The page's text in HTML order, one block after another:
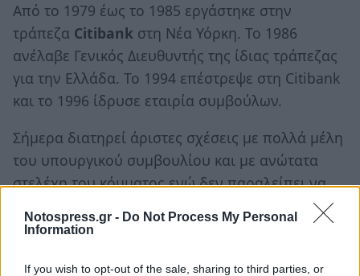
Notospress.gr - Do Not Process My Personal
Information
If you wish to opt-out of the sale, sharing to third parties, or
Από το 1979 έως το 1985 εργάστηκε στην
τράπεζα Citibank στη Νέα Υόρκη. Το 1986
ανέλαβε Γενικός Διευθυντής της ίδιας τράπεζας
για την Ελλάδα. Το 1994 επέστρεψε στη Citibank
και το 1996 ίδρυσε εταιρία συμβούλων.
Σήμερα διατηρεί άριστες σχέσεις με πολλά μέλη
του υπουργικού συμβουλίου και με ανώτατα
στελέχη του κόμματος ενώ δεν παραλείπει να
κρατά «ζωντανές» σχέσεις με επιχειρηματικούς
παράγοντες σε όλο τον κόσμο.
Ακολουθήστε τοnotospress.grστο Google News και